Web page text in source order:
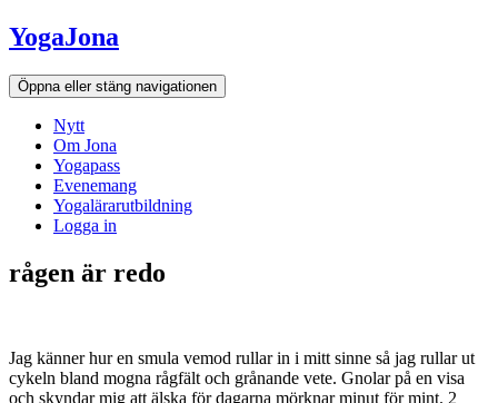
Hoppa
till
innehållet
YogaJona
Öppna eller stäng navigationen
Nytt
Om Jona
Yogapass
Evenemang
Yogalärarutbildning
Logga in
rågen är redo
Jag känner hur en smula vemod rullar in i mitt sinne så jag rullar ut
cykeln bland mogna rågfält och grånande vete. Gnolar på en visa
och skyndar mig att älska för dagarna mörknar minut för mint. 2